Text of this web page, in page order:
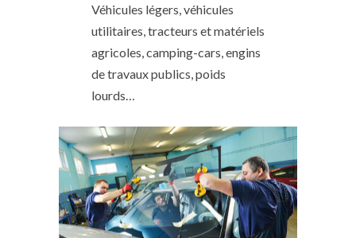
Véhicules légers, véhicules
utilitaires, tracteurs et matériels
agricoles, camping-cars, engins
de travaux publics, poids
lourds…